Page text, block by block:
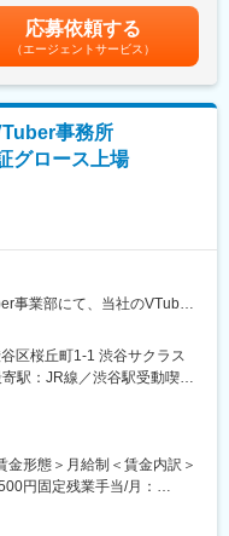
緒に取り組むことができま
年6月現在で約50名のメ
やディレクター、コピーラ
エンジニアといった、さま
なクリエイティブ職のメン
当するメンバーなどで構成
新たなチームを発足したの
ます。
ーマー、スマホ、アーケー
です。
ります。
After Effects
と、月平均残業時間は0～
立しながら安心して長く働
事業を担う事業会社として
スキル等を考慮の上、規程
■昇給：あり賃金はあくまで
下する可能性があります。
す。
応募依頼する
（エージェントサービス）
事務所
グロース上場
事業部にて、当社のVTuber
た構成案やアイデアをもと
るか」「タレントの魅力を
しながら、映像表現の核と
ンです。単なる作業として
ル表現の提案など、クリエ
ただけます。
区桜丘町1-1 渋谷サクラス
駅：JR線／渋谷駅受動喫煙
範囲：会社の定める事業所
金形態＞月給制＜賃金内訳＞
円固定残業手当/月：